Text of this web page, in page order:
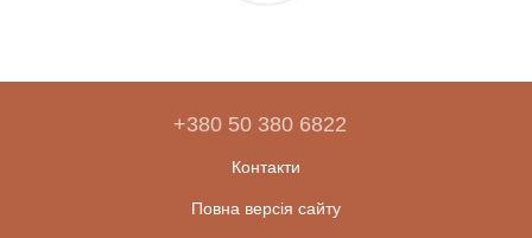
+380 50 380 6822
Контакти
Повна версія сайту